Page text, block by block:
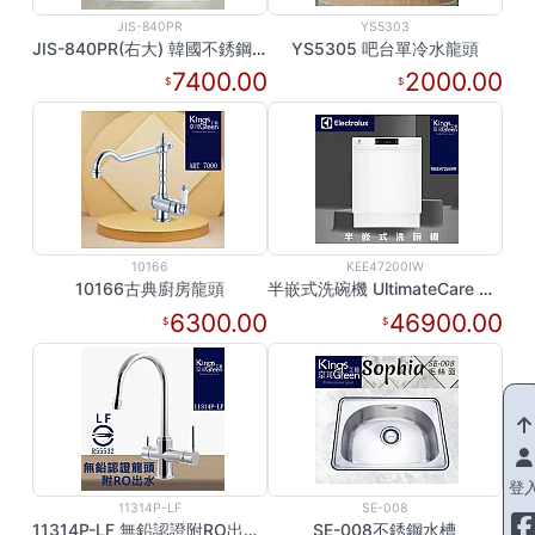
JIS-840PR
JIS-840PR(右大) 韓國不銹鋼水槽
7400.00
YS5303
YS5305 吧台單冷水龍頭
2000.00
10166
10166古典廚房龍頭
6300.00
KEE47200IW
半嵌式洗碗機 UltimateCare 300系列 13人份 60公分
46900.00
11314P-LF
11314P-LF 無鉛認證附RO出水廚房龍頭
SE-008
SE-008不銹鋼水槽
登